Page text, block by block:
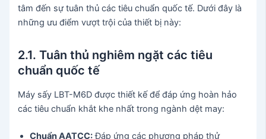
tâm đến sự tuân thủ các tiêu chuẩn quốc tế. Dưới đây là
những ưu điểm vượt trội của thiết bị này:
2.1. Tuân thủ nghiêm ngặt các tiêu
chuẩn quốc tế
Máy sấy LBT-M6D được thiết kế để đáp ứng hoàn hảo
các tiêu chuẩn khắt khe nhất trong ngành dệt may:
Chuẩn AATCC:Đáp ứng các phương pháp thử